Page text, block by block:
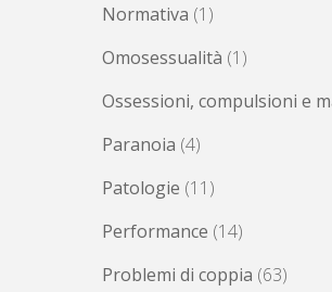
Normativa (1)
Omosessualità (1)
Ossessioni, compulsioni e
Paranoia (4)
Patologie (11)
Performance (14)
Problemi di coppia (63)